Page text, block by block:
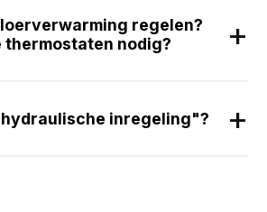
regelen?
thermostaten nodig?
inregeling"?